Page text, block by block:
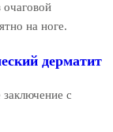
очаговой
на ноге.
дерматит
с